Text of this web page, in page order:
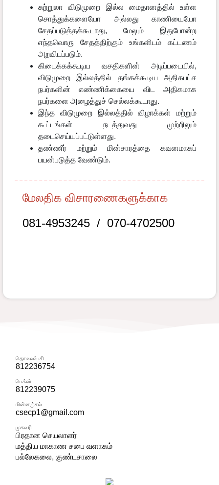
சுற்றுலா விடுமுறை இல்ல மைதானத்தில் உள்ள
சொத்துக்களையோ அல்லது காணியையோ
சேதப்படுத்தக்கூடாது, மேலும் இதுபோன்ற
எந்தவொரு சேதத்திற்கும் உங்களிடம் கட்டணம்
அறவிடப்படும்.
கிடைக்கக்கூடிய வசதிகளின் அடிப்படையில்,
விடுமுறை இல்லத்தில் தங்கக்கூடிய அதிகபட்ச
நபர்களின் எண்ணிக்கையை விட அதிகமாக
நபர்களை அழைத்துச் செல்லக்கூடாது.
இந்த விடுமுறை இல்லத்தில் விழாக்கள் மற்றும்
கூட்டங்கள் நடத்துவது முற்றிலும்
தடைசெய்யப்பட்டுள்ளது.
தண்ணீர் மற்றும் மின்சாரத்தை கவனமாகப்
பயன்படுத்த வேண்டும்.
மேலதிக விசாரணைகளுக்காக
081-4953245 / 070-4702500
தொலைபேசி
812236754
பெக்ஸ்
812239075
மின்னஞ்சல்
csecp1@gmail.com
முகவரி
பிரதான செயலாளர்
மத்திய மாகாண சபை வளாகம்
பல்லேகலை, குண்டசாலை